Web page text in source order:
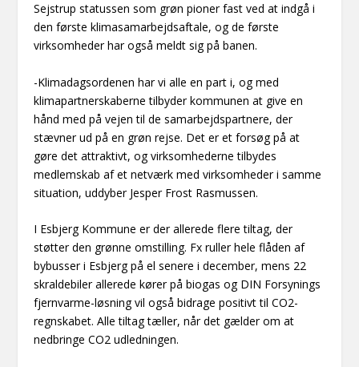
Sejstrup statussen som grøn pioner fast ved at indgå i
den første klimasamarbejdsaftale, og de første
virksomheder har også meldt sig på banen.
-Klimadagsordenen har vi alle en part i, og med
klimapartnerskaberne tilbyder kommunen at give en
hånd med på vejen til de samarbejdspartnere, der
stævner ud på en grøn rejse. Det er et forsøg på at
gøre det attraktivt, og virksomhederne tilbydes
medlemskab af et netværk med virksomheder i samme
situation, uddyber Jesper Frost Rasmussen.
I Esbjerg Kommune er der allerede flere tiltag, der
støtter den grønne omstilling. Fx ruller hele flåden af
bybusser i Esbjerg på el senere i december, mens 22
skraldebiler allerede kører på biogas og DIN Forsynings
fjernvarme-løsning vil også bidrage positivt til CO2-
regnskabet. Alle tiltag tæller, når det gælder om at
nedbringe CO2 udledningen.